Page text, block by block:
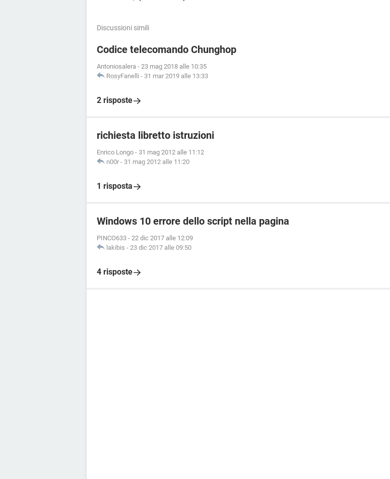
Discussioni simili
Codice telecomando Chunghop
Antoniosalera - 23 mag 2018 alle 10:35
RosyFanelli - 31 mar 2019 alle 13:33
2 risposte
richiesta libretto istruzioni
Enrico Longo - 31 mag 2012 alle 11:12
n00r - 31 mag 2012 alle 11:20
1 risposta
Windows 10 errore dello script nella pagina
PINCO633 - 22 dic 2017 alle 12:09
lakibis - 23 dic 2017 alle 09:50
4 risposte